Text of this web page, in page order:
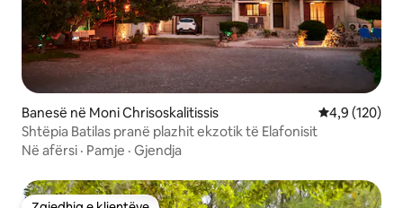
Banesë në Moni Chrisoskalitissis Vlerësimi
4,9 (120)
Shtëpia Batilas pranë plazhit ekzotik të Elafonisit
Në afërsi · Pamje · Gjendja